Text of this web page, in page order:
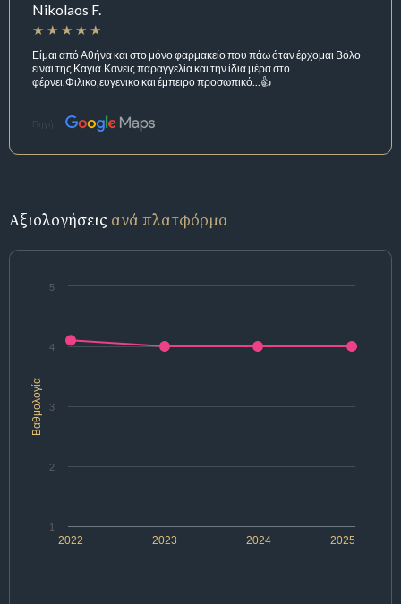
Nikolaos F.
Είμαι από Αθήνα και στο μόνο φαρμακείο που πάω όταν έρχομαι Βόλο
είναι της Καγιά.Κανεις παραγγελία και την ίδια μέρα στο
φέρνει.Φιλικο,ευγενικο και έμπειρο προσωπικό...👍
Πηγή:
Αξιολογήσεις ανά πλατφόρμα
Βαθμολογία
2022 2024
2023 2025
1
2
3
4
5